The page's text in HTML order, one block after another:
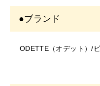
●メイク時のご使用方法
ィッシュペーパー等で優
・写真のイメージと実
合がございます。
ー、素材、表記など)が
●ブランド
ODETTE（オデット）/